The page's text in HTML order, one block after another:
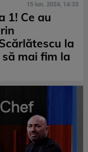
15 iun. 2024, 14:33
1! Ce au
la
să mai fim la